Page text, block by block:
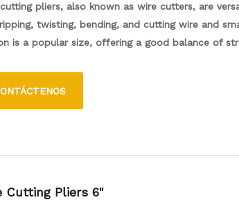
pliers, also known as wire cutters, are
twisting, bending, and cutting wire and
is a popular size, offering a good balance of
providing effective cutting power.
Cutting Pliers 6"